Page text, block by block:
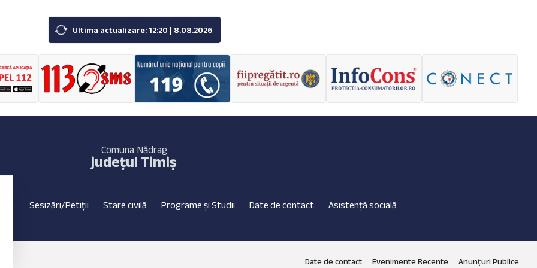
Ultima actualizare: 12:20 | 8.08.2026
Comuna Nădrag
județul Timiș
Sesizări/Petiții Stare civilă Programe și Studii Date de contact Asistență socială
Date de contact Evenimente Recente Anunțuri Publice